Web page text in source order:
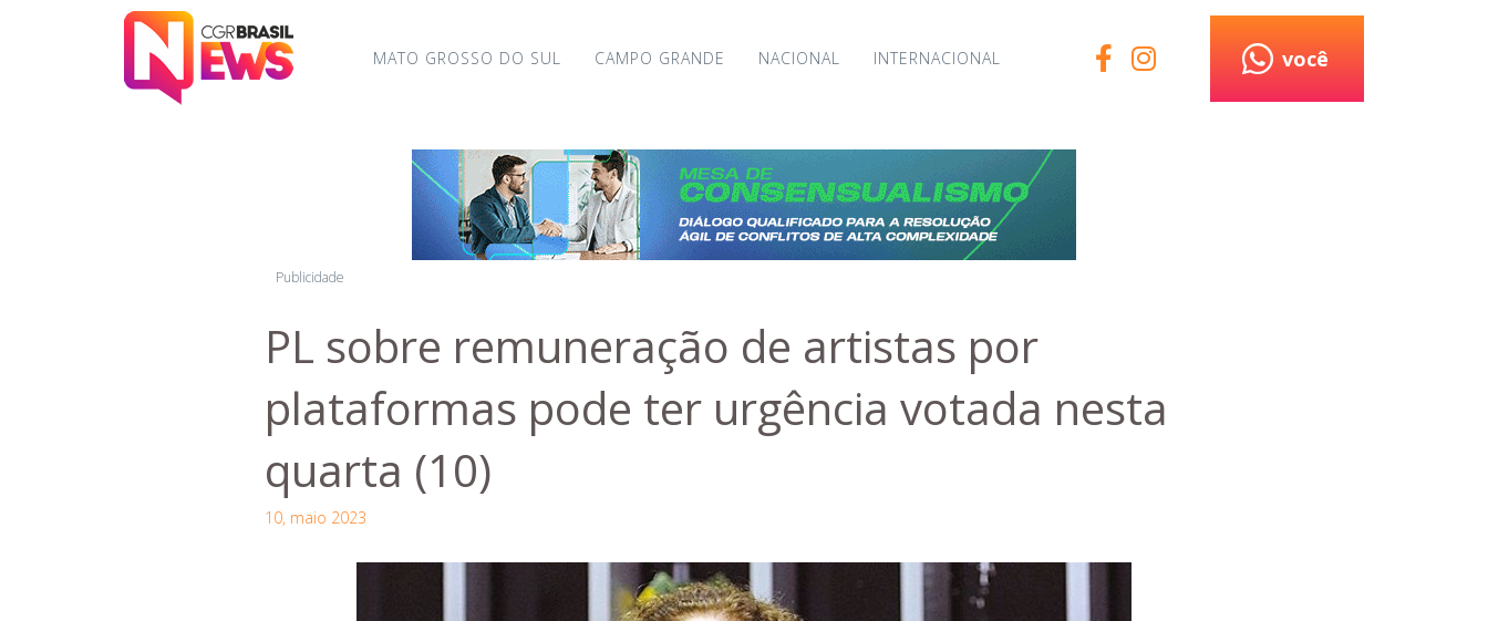
MATO GROSSO DO SUL CAMPO GRANDE NACIONAL INTERNACIONAL você
Publicidade
PL sobre remuneração de artistas por
plataformas pode ter urgência votada nesta
quarta (10)
10, maio 2023